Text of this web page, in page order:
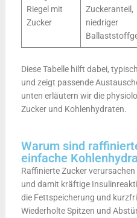
Riegel mit
Zucker
Zuckeranteil,
niedriger
Diese Tabelle hilft dabei,
und zeigt passende
unten erläutern wir die
Zucker und Kohlenhydraten.
Warum sind
einfache
Raffinierte Zucker
und damit kräftige
die Fettspeicherung und
Wiederholte Spitzen und